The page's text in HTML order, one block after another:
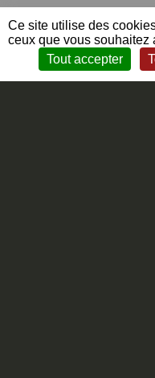
Ce site utilise des
ceux que vous souhaitez
Tout accepter